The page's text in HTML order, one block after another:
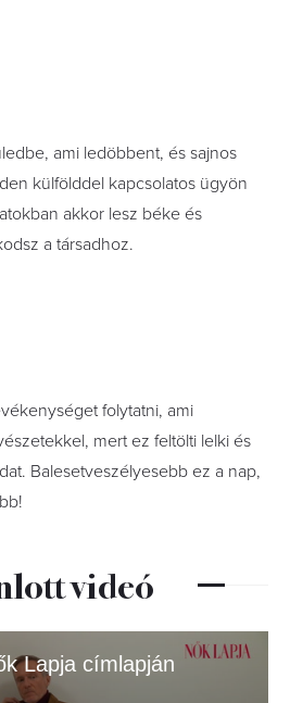
ami ledöbbent, és sajnos
külfölddel kapcsolatos ügyön
akkor lesz béke és
a társadhoz.
folytatni, ami
mert ez feltölti lelki és
Balesetveszélyesebb ez a nap,
videó
Lapja címlapján